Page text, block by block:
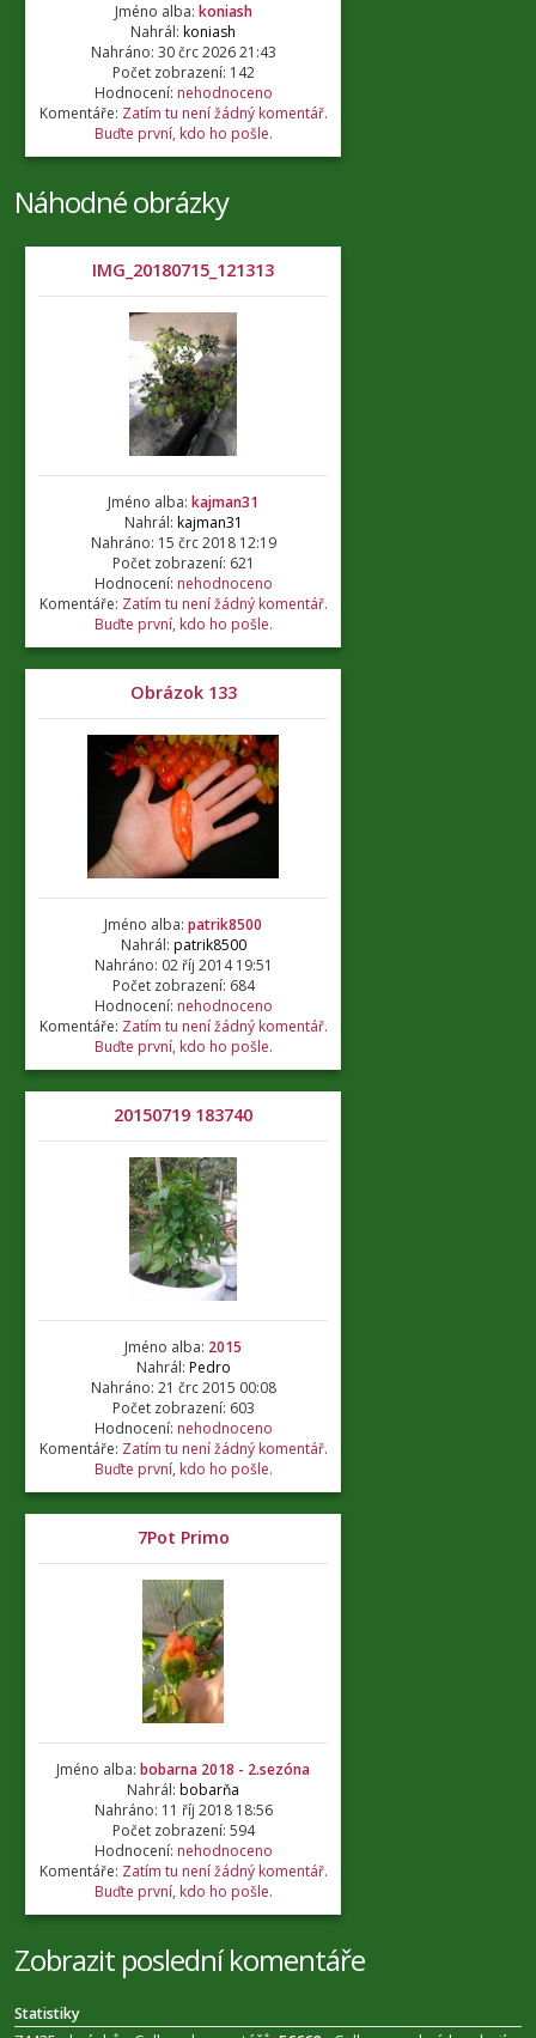
Jméno alba: koniash
Nahrál: koniash
Nahráno: 30 črc 2026 21:43
Počet zobrazení: 142
Hodnocení: nehodnoceno
Komentáře: Zatím tu není žádný komentář.
Buďte první, kdo ho pošle.
Náhodné obrázky
IMG_20180715_121313
Jméno alba: kajman31
Nahrál: kajman31
Nahráno: 15 črc 2018 12:19
Počet zobrazení: 621
Hodnocení: nehodnoceno
Komentáře: Zatím tu není žádný komentář.
Buďte první, kdo ho pošle.
Obrázok 133
Jméno alba: patrik8500
Nahrál: patrik8500
Nahráno: 02 říj 2014 19:51
Počet zobrazení: 684
Hodnocení: nehodnoceno
Komentáře: Zatím tu není žádný komentář.
Buďte první, kdo ho pošle.
20150719 183740
Jméno alba: 2015
Nahrál: Pedro
Nahráno: 21 črc 2015 00:08
Počet zobrazení: 603
Hodnocení: nehodnoceno
Komentáře: Zatím tu není žádný komentář.
Buďte první, kdo ho pošle.
7Pot Primo
Jméno alba: bobarna 2018 - 2.sezóna
Nahrál: bobarňa
Nahráno: 11 říj 2018 18:56
Počet zobrazení: 594
Hodnocení: nehodnoceno
Komentáře: Zatím tu není žádný komentář.
Buďte první, kdo ho pošle.
Zobrazit poslední komentáře
Statistiky